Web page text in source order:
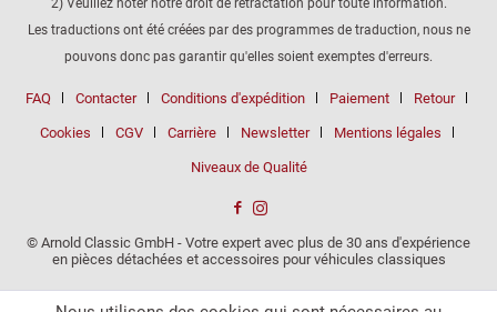
Les traductions ont été créées par des programmes de traduction, nous ne
pouvons donc pas garantir qu'elles soient exemptes d'erreurs.
FAQ Contacter Conditions d'expédition Paiement Retour
Cookies CGV Carrière Newsletter Mentions légales
Niveaux de Qualité
© Arnold Classic GmbH - Votre expert avec plus de 30 ans d'expérience
en pièces détachées et accessoires pour véhicules classiques